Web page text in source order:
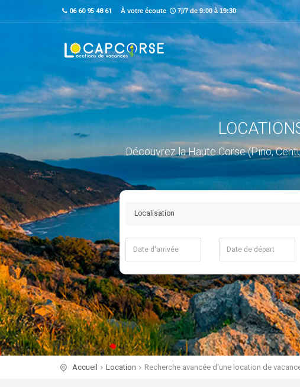
06 60 95 48 61 À votre écoute 7j/7 de 9:00 à 19:30
Découvrez la Haute Corse (Pino,
Accueil Location Recherche avancée d'une location de